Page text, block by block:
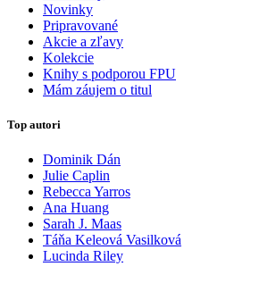
Novinky
Pripravované
Akcie a zľavy
Kolekcie
Knihy s podporou FPU
Mám záujem o titul
Top autori
Dominik Dán
Julie Caplin
Rebecca Yarros
Ana Huang
Sarah J. Maas
Táňa Keleová Vasilková
Lucinda Riley